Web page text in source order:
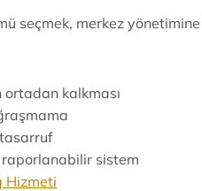
seçmek, merkez yönetimine
kalkması
sistem
Hizmeti